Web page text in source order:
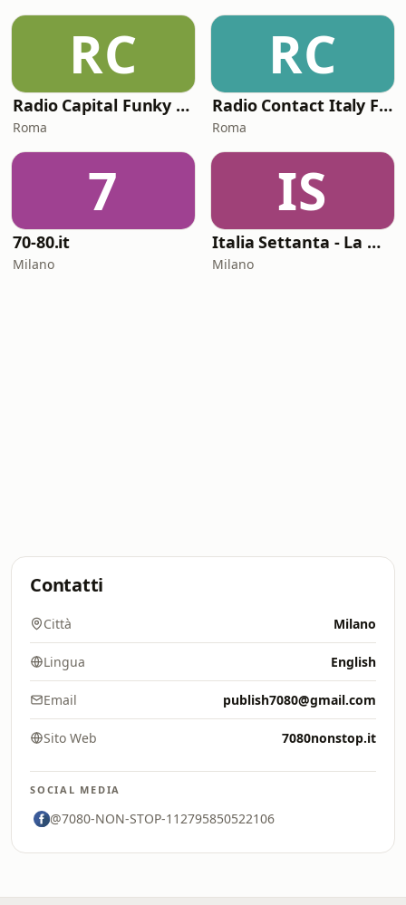
RC
Radio Capital Funky Town
Roma
RC
Radio Contact Italy Funky Soul Disco
Roma
7
70-80.it
Milano
IS
Italia Settanta - La musica italiana dei settanta
Milano
Contatti
Città Milano
Lingua English
Email publish7080@gmail.com
Sito Web 7080nonstop.it
SOCIAL MEDIA
@7080-NON-STOP-112795850522106